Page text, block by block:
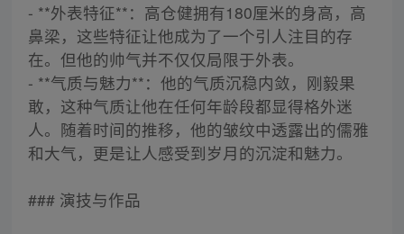
- **外表特征**：高仓健拥有180厘米的身高，高
鼻梁，这些特征让他成为了一个引人注目的存
在。但他的帅气并不仅仅局限于外表。
- **气质与魅力**：他的气质沉稳内敛，刚毅果
敢，这种气质让他在任何年龄段都显得格外迷
人。随着时间的推移，他的皱纹中透露出的儒雅
和大气，更是让人感受到岁月的沉淀和魅力。
### 演技与作品